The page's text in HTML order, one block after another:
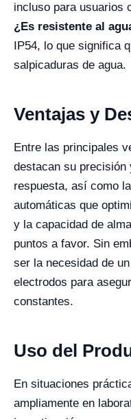
incluso para usuarios
¿Es resistente al
IP54, lo que significa
salpicaduras de agua.
Ventajas y
Entre las principales
destacan su precisión
respuesta, así como
automáticas que
y la capacidad de
puntos a favor. Sin
ser la necesidad de
electrodos para
constantes.
Uso del
En situaciones
ampliamente en